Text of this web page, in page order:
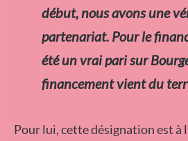
début, nous avons une
partenariat. Pour le
été un vrai pari sur
financement vient du
Pour lui, cette désignation est à